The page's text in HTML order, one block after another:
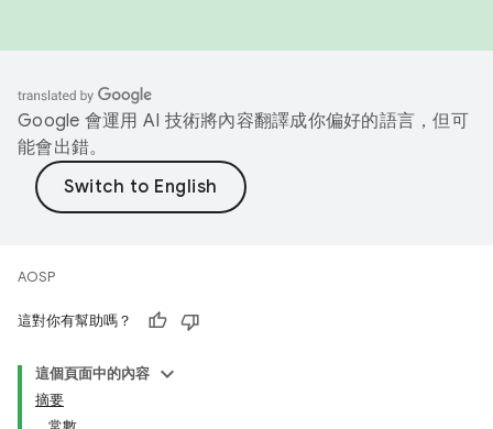
Google 會運用 AI 技術將內容翻譯成你偏好的語言，但可
能會出錯。
AOSP
這對你有幫助嗎？
這個頁面中的內容
摘要